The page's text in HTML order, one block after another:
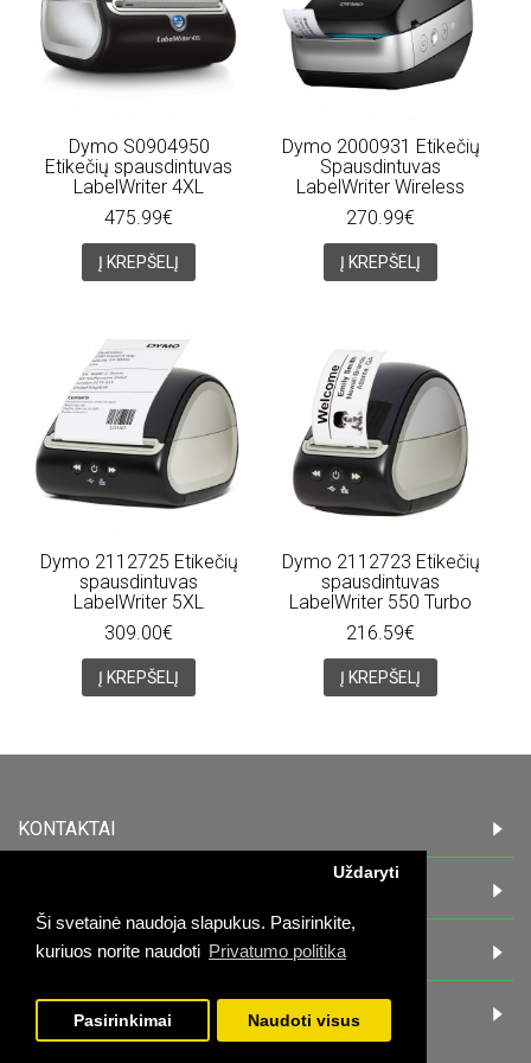
Ši svetainė naudoja slapukus. Pasirinkite,
kuriuos norite naudoti Privatumo politika
Uždaryti
Pasirinkimai Naudoti visus
Dymo S0904950
Etikečių spausdintuvas
LabelWriter 4XL
475.99€
Į KREPŠELĮ
Dymo 2000931 Etikečių
Spausdintuvas
LabelWriter Wireless
270.99€
Į KREPŠELĮ
Dymo 2112725 Etikečių
spausdintuvas
LabelWriter 5XL
309.00€
Į KREPŠELĮ
Dymo 2112723 Etikečių
spausdintuvas
LabelWriter 550 Turbo
216.59€
Į KREPŠELĮ
KONTAKTAI
PIRKĖJAMS
DARBO LAIKAS: